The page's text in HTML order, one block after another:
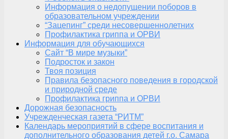
Информация о недопущении поборов в
образовательном учреждении
“Зацепинг” среди несовершеннолетних
Профилактика гриппа и ОРВИ
Информация для обучающихся
Сайт “В мире музыки”
Подросток и закон
Твоя позиция
Правила безопасного поведения в городской
и природной среде
Профилактика гриппа и ОРВИ
Дорожная безопасность
Учрежденческая газета “РИТМ”
Календарь мероприятий в сфере воспитания и
дополнительного образования детей г.о. Самара